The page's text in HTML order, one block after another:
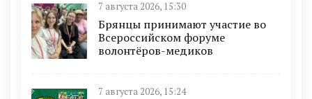
7 августа 2026, 15:30
Брянцы принимают участие во
Всероссийском форуме
волонтёров-медиков
7 августа 2026, 15:24